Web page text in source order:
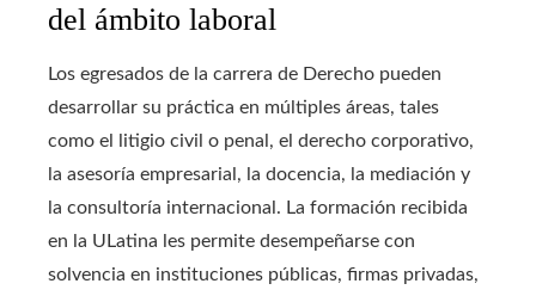
del ámbito laboral
Los egresados de la carrera de Derecho pueden
desarrollar su práctica en múltiples áreas, tales
como el litigio civil o penal, el derecho corporativo,
la asesoría empresarial, la docencia, la mediación y
la consultoría internacional. La formación recibida
en la ULatina les permite desempeñarse con
solvencia en instituciones públicas, firmas privadas,